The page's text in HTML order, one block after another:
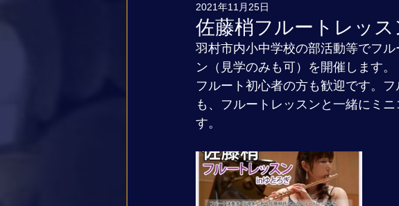
佐藤梢フルートレッ
2021年11月25日
羽村市内小中学校の部活動等でフ
ン（見学のみも可）を開催します。
フルート初心者の方も歓迎です。
も、フルートレッスンと一緒にミ
す。